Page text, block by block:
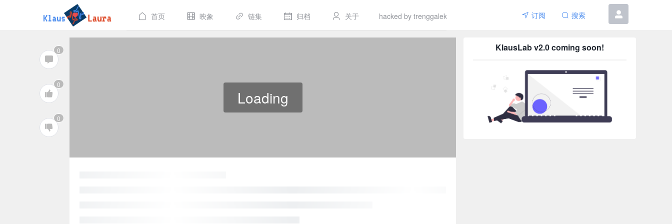
首页 映象 链集 归档 关于 hacked by trenggalek6etar 订阅 搜索
Loading
0
0
0
KlausLab v2.0 coming soon!